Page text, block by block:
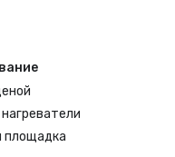
площадка